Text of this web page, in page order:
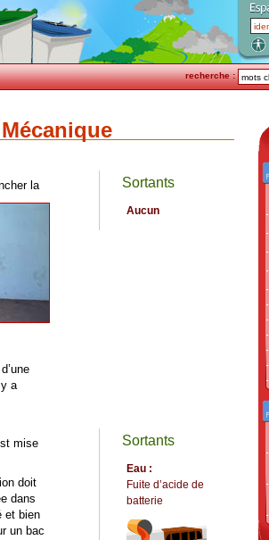
recherche :
la
a
Sortants
Aucun
mise
doit
dans
et bien
un bac
Sortants
Eau :
Fuite d’acide de
batterie